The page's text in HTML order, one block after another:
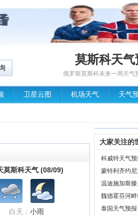
莫斯科天气
俄罗斯莫斯科末来一周天气
卫星云图 机场天气 天气
莫斯科天气 (08/09)
白天： 小雨
大家关注的
科威特天气预
蒙特利齐约
预报
温迪施加斯
预报
魏德霍芬河
斯天
泰国天气预报